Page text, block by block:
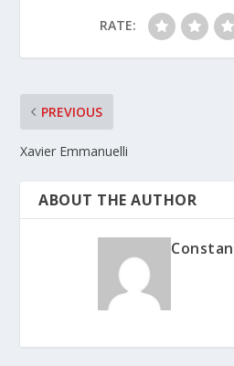
RATE:
PREVIOUS
Xavier Emmanuelli
ABOUT THE AUTHOR